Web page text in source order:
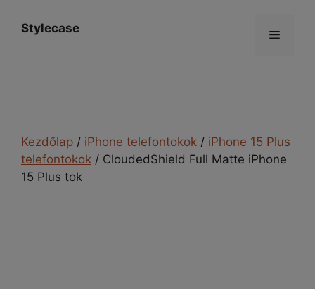
Stylecase Menü
Kezdőlap / iPhone telefontokok / iPhone 15 Plus
telefontokok / CloudedShield Full Matte iPhone
15 Plus tok